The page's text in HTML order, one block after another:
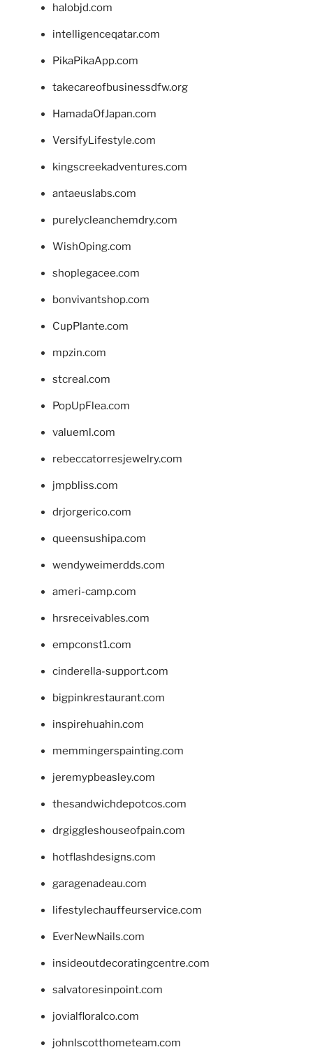
halobjd.com
intelligenceqatar.com
PikaPikaApp.com
takecareofbusinessdfw.org
HamadaOfJapan.com
VersifyLifestyle.com
kingscreekadventures.com
antaeuslabs.com
purelycleanchemdry.com
WishOping.com
shoplegacee.com
bonvivantshop.com
CupPlante.com
mpzin.com
stcreal.com
PopUpFlea.com
valueml.com
rebeccatorresjewelry.com
jmpbliss.com
drjorgerico.com
queensushipa.com
wendyweimerdds.com
ameri-camp.com
hrsreceivables.com
empconst1.com
cinderella-support.com
bigpinkrestaurant.com
inspirehuahin.com
memmingerspainting.com
jeremypbeasley.com
thesandwichdepotcos.com
drgiggleshouseofpain.com
hotflashdesigns.com
garagenadeau.com
lifestylechauffeurservice.com
EverNewNails.com
insideoutdecoratingcentre.com
salvatoresinpoint.com
jovialfloralco.com
johnlscotthometeam.com